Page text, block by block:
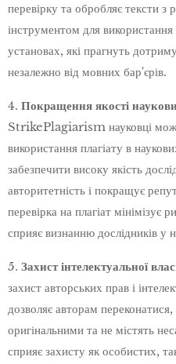
перевірку та обробляє тексти з
інструментом для використання
установах, які прагнуть
незалежно від мовних бар'єрів.
4. Покращення якості
StrikePlagiarism науковці
використання плагіату в
забезпечити високу якість
авторитетність і покращує
перевірка на плагіат мінімізує
сприяє визнанню дослідників у
5. Захист інтелектуальної
захист авторських прав і
дозволяє авторам
оригінальними та не містять
сприяє захисту як особистих,